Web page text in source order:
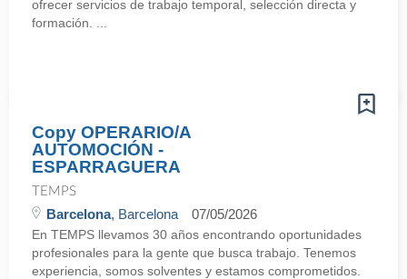
ofrecer servicios de trabajo temporal, selección directa y
formación. ...
Copy OPERARIO/A
AUTOMOCIÓN -
ESPARRAGUERA
TEMPS
Barcelona, Barcelona 07/05/2026
En TEMPS llevamos 30 años encontrando oportunidades
profesionales para la gente que busca trabajo. Tenemos
experiencia, somos solventes y estamos comprometidos.